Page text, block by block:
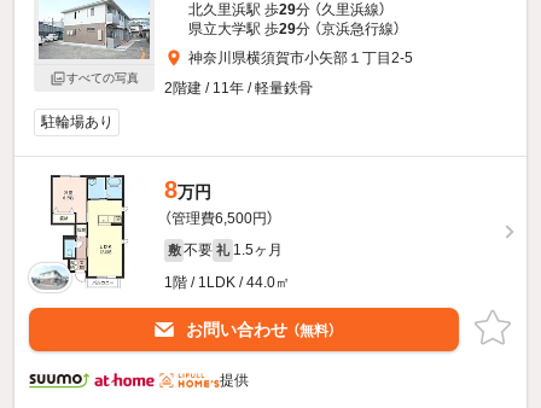
すべての写真
北久里浜駅 歩29分 （久里浜線）
県立大学駅 歩29分 （京浜急行線）
神奈川県横須賀市小矢部１丁目2-5
2階建 / 11年 / 軽量鉄骨
駐輪場あり
8万円
（管理費6,500円）
敷 不要 礼 1.5ヶ月
1階 / 1LDK / 44.0㎡
お問い合わせ （無料）
提供